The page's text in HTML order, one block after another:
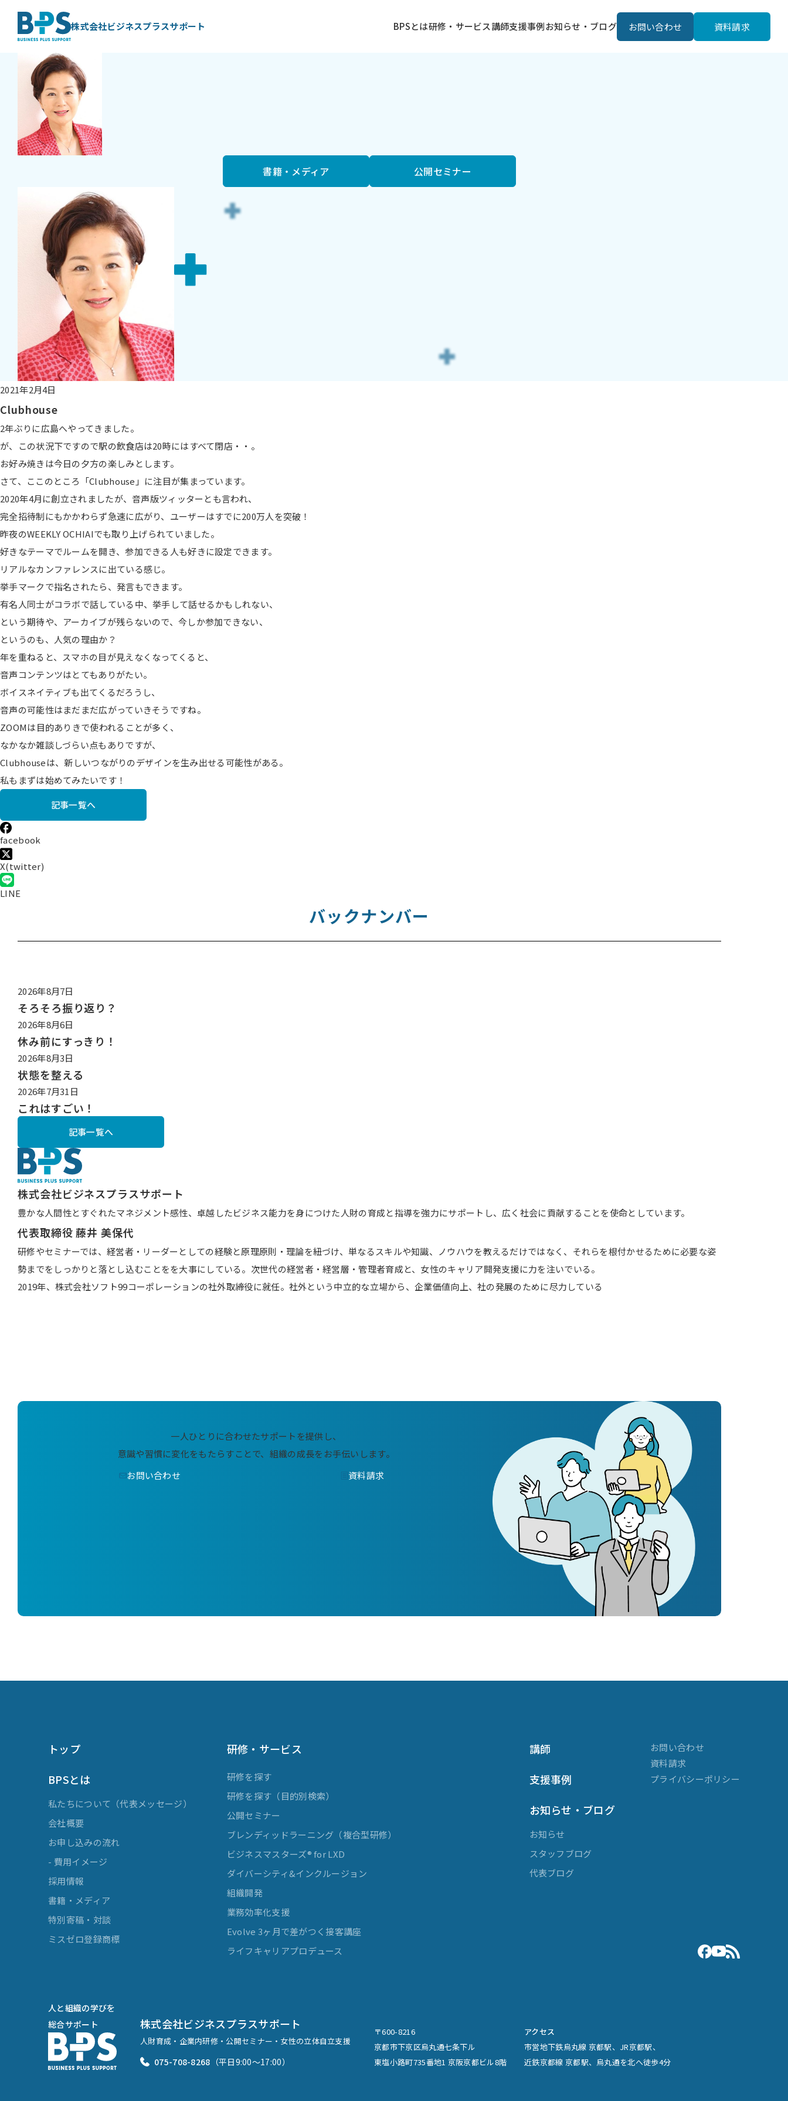
株式会社ビジネスプラスサポート BPSとは研修・サービス講師支援事例お知らせ・ブログ お問い合わせ 資料請求
BLOG
BPS代表藤井 美保代 ブログ
書籍・メディア 公開セミナー
2021年2月4日
Clubhouse
2年ぶりに広島へやってきました。
が、この状況下ですので駅の飲食店は20時にはすべて閉店・・。
お好み焼きは今日の夕方の楽しみとします。
さて、ここのところ「Clubhouse」に注目が集まっています。
2020年4月に創立されましたが、音声版ツィッターとも言われ、
完全招待制にもかかわらず急速に広がり、ユーザーはすでに200万人を突破！
昨夜のWEEKLY OCHIAIでも取り上げられていました。
好きなテーマでルームを開き、参加できる人も好きに設定できます。
リアルなカンファレンスに出ている感じ。
挙手マークで指名されたら、発言もできます。
有名人同士がコラボで話している中、挙手して話せるかもしれない、
という期待や、アーカイブが残らないので、今しか参加できない、
というのも、人気の理由か？
年を重ねると、スマホの目が見えなくなってくると、
音声コンテンツはとてもありがたい。
ボイスネイティブも出てくるだろうし、
音声の可能性はまだまだ広がっていきそうですね。
ZOOMは目的ありきで使われることが多く、
なかなか雑談しづらい点もありですが、
Clubhouseは、新しいつながりのデザインを生み出せる可能性がある。
私もまずは始めてみたいです！
記事一覧へ
facebook
X(twitter)
LINE
バックナンバー
2026年8月7日
そろそろ振り返り？
2026年8月6日
休み前にすっきり！
2026年8月3日
状態を整える
2026年7月31日
これはすごい！
記事一覧へ
株式会社ビジネスプラスサポート
豊かな人間性とすぐれたマネジメント感性、卓越したビジネス能力を身につけた人財の育成と指導を強力にサポートし、広く社会に貢献することを使命としています。
代表取締役藤井 美保代
研修やセミナーでは、経営者・リーダーとしての経験と原理原則・理論を紐づけ、単なるスキルや知識、ノウハウを教えるだけではなく、それらを根付かせるために必要な姿
勢までをしっかりと落とし込むことをを大事にしている。次世代の経営者・経営層・管理者育成と、女性のキャリア開発支援に力を注いでいる。
2019年、株式会社ソフト99コーポレーションの社外取締役に就任。社外という中立的な立場から、企業価値向上、社の発展のために尽力している
一人ひとりに合わせたサポートを提供し、
意識や習慣に変化をもたらすことで、 組織の成長をお手伝いします。
お問い合わせ
資料請求
トップ
BPSとは
私たちについて（代表メッセージ）
会社概要
お申し込みの流れ
- 費用イメージ
採用情報
書籍・メディア
特別寄稿・対談
ミスゼロ登録商標
研修・サービス
研修を探す
研修を探す（目的別検索）
公開セミナー
ブレンディッドラーニング（複合型研修）
ビジネスマスターズ® for LXD
ダイバーシティ&インクルージョン
組織開発
業務効率化支援
Evolve 3ヶ月で差がつく接客講座
ライフキャリアプロデュース
講師
支援事例
お知らせ・ブログ
お知らせ
スタッフブログ
代表ブログ
お問い合わせ
資料請求
プライバシーポリシー
人と組織の学びを
総合サポート
株式会社ビジネスプラスサポート
人財育成・企業内研修・公開セミナー・女性の立体自立支援
075-708-8268 （平日9:00〜17:00）
〒600-8216
京都市下京区烏丸通七条下ル
東塩小路町735番地1 京阪京都ビル8階
アクセス
市営地下鉄烏丸線 京都駅、JR京都駅、
近鉄京都線 京都駅、烏丸通を北へ徒歩4分